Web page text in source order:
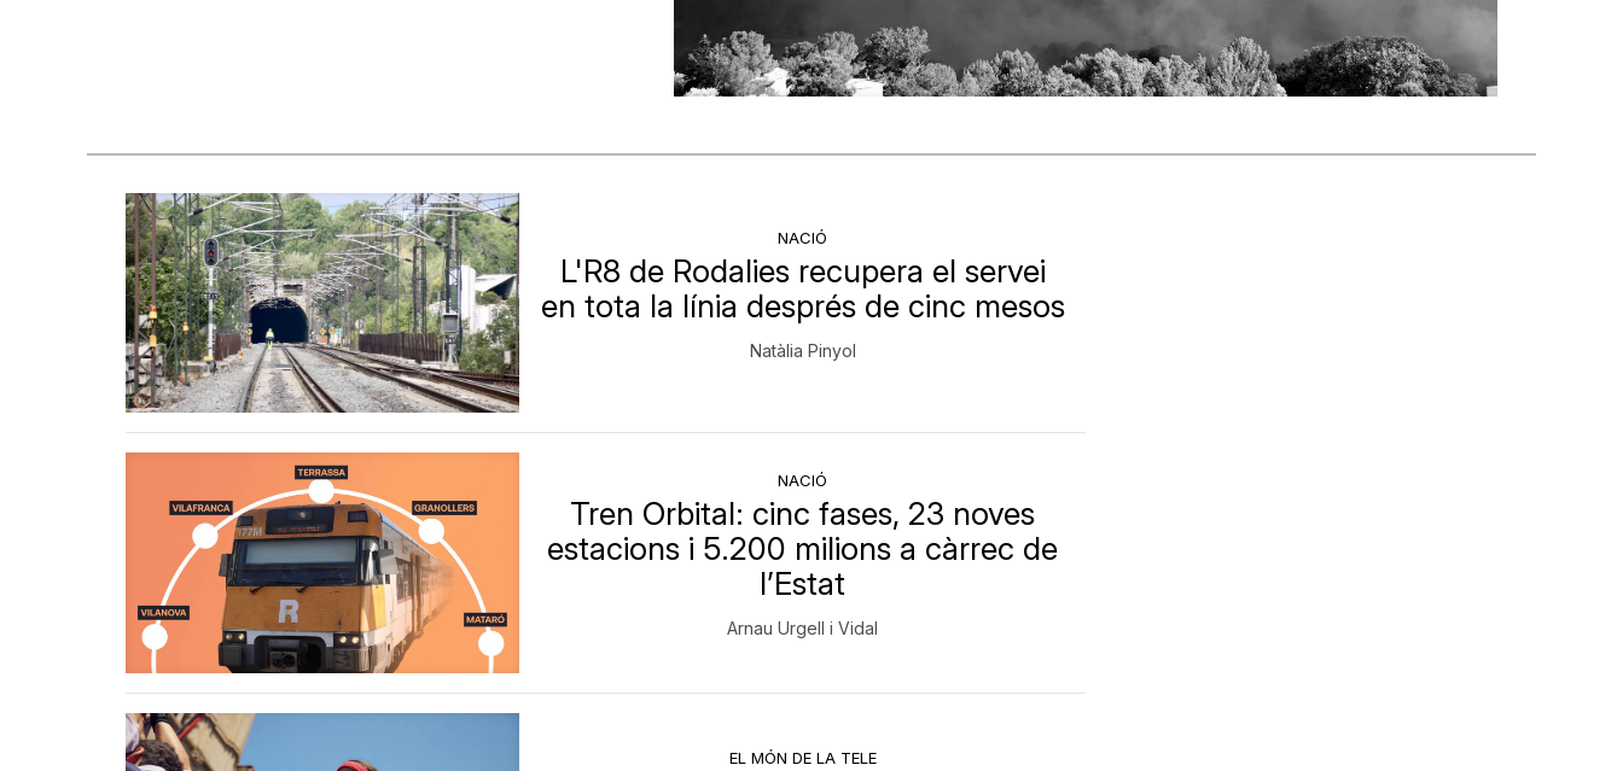
NACIÓ
L'R8 de Rodalies recupera el servei
en tota la línia després de cinc mesos
Natàlia Pinyol
NACIÓ
Tren Orbital: cinc fases, 23 noves
estacions i 5.200 milions a càrrec de
l’Estat
Arnau Urgell i Vidal
EL MÓN DE LA TELE